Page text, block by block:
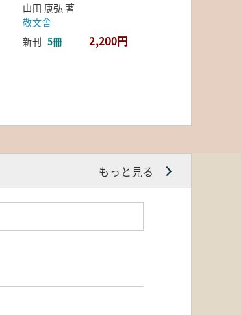
山田 康弘 著
敬文舎
新刊 5冊 2,200円
もっと見る